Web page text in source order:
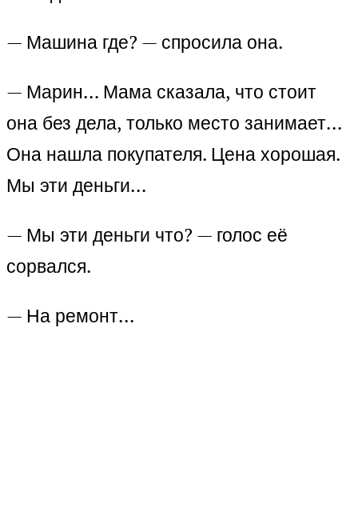
— Машина где? — спросила она.
— Марин… Мама сказала, что стоит
она без дела, только место занимает…
Она нашла покупателя. Цена хорошая.
Мы эти деньги…
— Мы эти деньги что? — голос её
сорвался.
— На ремонт…